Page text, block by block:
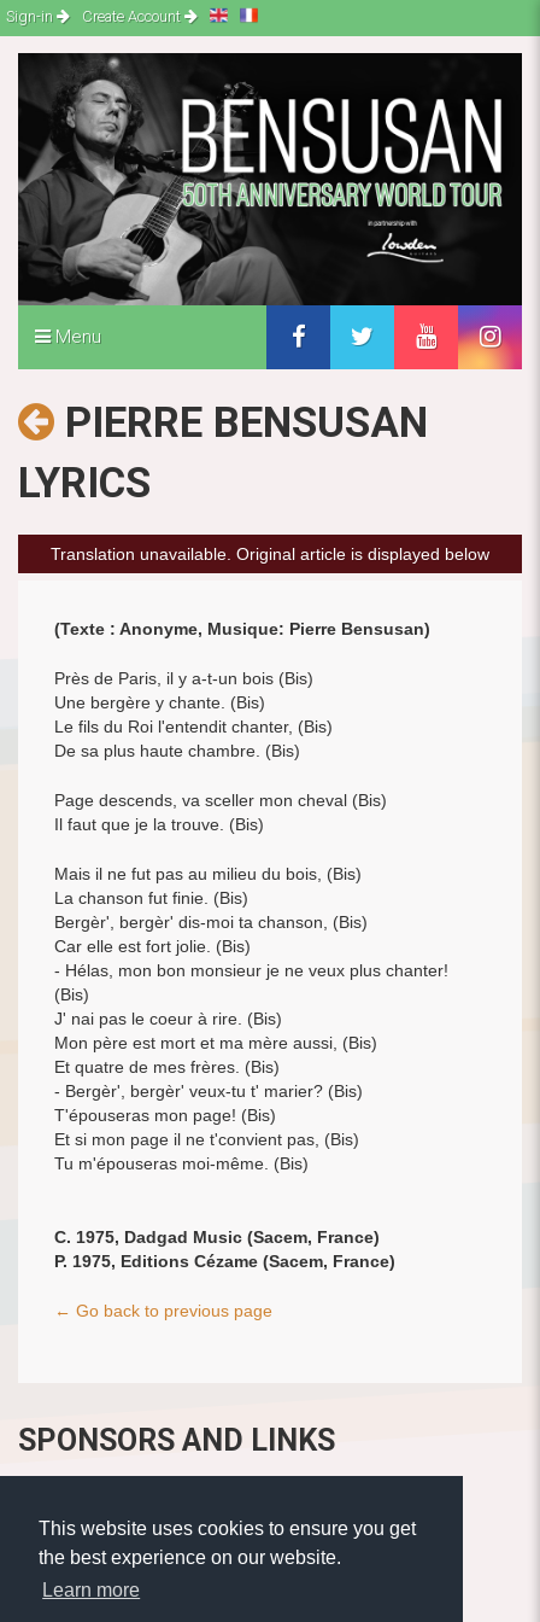
This website uses cookies to ensure you get
the best experience on our website.
Learn more
Sign-in Create Account
Menu
PIERRE BENSUSAN
LYRICS
Translation unavailable. Original article is displayed below
(Texte : Anonyme, Musique: Pierre Bensusan)
Près de Paris, il y a-t-un bois (Bis)
Une bergère y chante. (Bis)
Le fils du Roi l'entendit chanter, (Bis)
De sa plus haute chambre. (Bis)
Page descends, va sceller mon cheval (Bis)
Il faut que je la trouve. (Bis)
Mais il ne fut pas au milieu du bois, (Bis)
La chanson fut finie. (Bis)
Bergèr', bergèr' dis-moi ta chanson, (Bis)
Car elle est fort jolie. (Bis)
- Hélas, mon bon monsieur je ne veux plus chanter!
(Bis)
J' nai pas le coeur à rire. (Bis)
Mon père est mort et ma mère aussi, (Bis)
Et quatre de mes frères. (Bis)
- Bergèr', bergèr' veux-tu t' marier? (Bis)
T'épouseras mon page! (Bis)
Et si mon page il ne t'convient pas, (Bis)
Tu m'épouseras moi-même. (Bis)
C. 1975, Dadgad Music (Sacem, France)
P. 1975, Editions Cézame (Sacem, France)
← Go back to previous page
SPONSORS AND LINKS